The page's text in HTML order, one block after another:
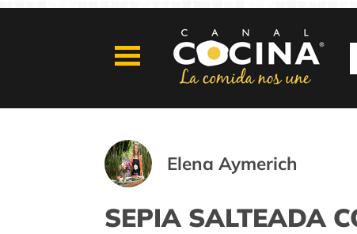
Elena Aymerich
SEPIA SALTEADA